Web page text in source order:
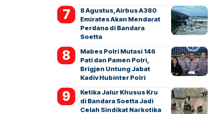
8 Agustus, Airbus A380
Emirates Akan Mendarat
Perdana di Bandara
Soetta
Mabes Polri Mutasi 146
Pati dan Pamen Polri,
Brigjen Untung Jabat
Kadiv Hubinter Polri
Ketika Jalur Khusus Kru
di Bandara Soetta Jadi
Celah Sindikat Narkotika